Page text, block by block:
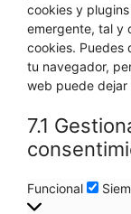
cookies y
emergente, tal y
cookies. Puedes
tu navegador,
web puede
7.1
Funcional